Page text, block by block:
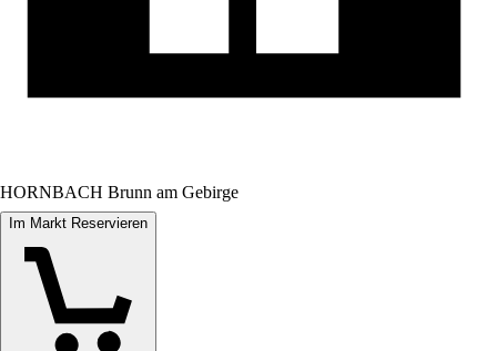
HORNBACH Brunn am Gebirge
Im Markt Reservieren